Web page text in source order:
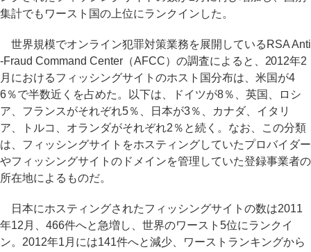
集計でもワースト国の上位にランクインした。
世界規模でオンライン犯罪対策業務を展開しているRSA Anti
-Fraud Command Center（AFCC）の調査によると、2012年2
月におけるフィッシングサイトのホスト国分布は、米国が4
6％で半数近くを占めた。以下は、ドイツが8％、英国、ロシ
ア、フランスがそれぞれ5％、日本が3％、カナダ、イタリ
ア、トルコ、オランダがそれぞれ2％と続く。なお、この分類
は、フィッシングサイトをホスティングしていたプロバイダー
やフィッシングサイトのドメインを管理していた登録事業者の
所在地によるものだ。
日本にホスティングされたフィッシングサイトの数は2011
年12月、466件へと急増し、世界のワースト5位にランクイ
ン。2012年1月には141件へと減少、ワーストランキングから